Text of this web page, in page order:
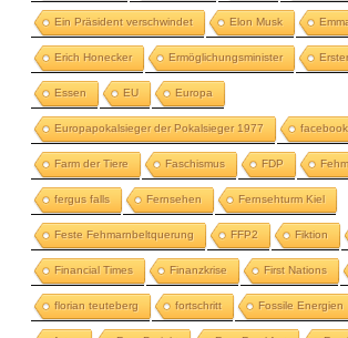
Ein Präsident verschwindet Elon Musk
Erich Honecker Ermöglichungsminister
Essen EU Europa
Europapokalsieger der Pokalsieger 1977 facebook
Farm der Tiere Faschismus FDP
fergus falls Fernsehen Fernsehturm Kiel
Feste Fehmarnbeltquerung FFP2 Fiktion
Financial Times Finanzkrise First Nations
florian teuteberg fortschritt Fossile Energien